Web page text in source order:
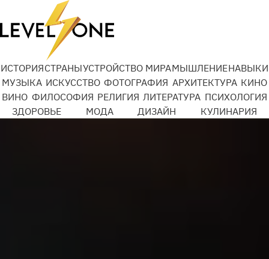
ИСТОРИЯСТРАНЫУСТРОЙСТВО МИРАМЫШЛЕНИЕНАВЫКИ
МУЗЫКА ИСКУССТВО ФОТОГРАФИЯ АРХИТЕКТУРА КИНО
ВИНО ФИЛОСОФИЯ РЕЛИГИЯ ЛИТЕРАТУРА ПСИХОЛОГИЯ
ЗДОРОВЬЕ
МОДА ДИЗАЙН КУЛИНАРИЯ